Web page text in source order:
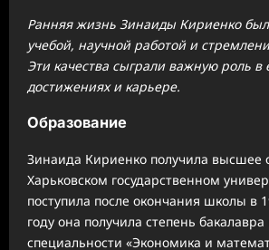
Ранняя жизнь Зинаиды Кириенко
учебой, научной работой и
Эти качества сыграли важную роль
достижениях и карьере.
Образование
Зинаида Кириенко получила высшее
Харьковском государственном
поступила после окончания школы в
году она получила степень бакалавра
специальности «Экономика и